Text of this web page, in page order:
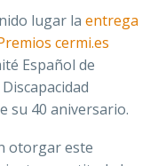
lugar la entrega
cermi.es
Español de
su 40 aniversario.
otorgar este